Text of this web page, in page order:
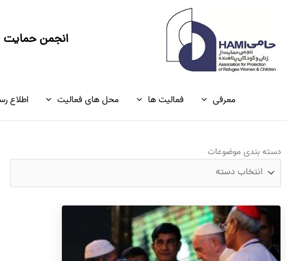
انجمن حمایت
معرفی فعالیت ها محل های فعالیت اطلاع
دسته بندی موضوعات
دسته
موضوعات